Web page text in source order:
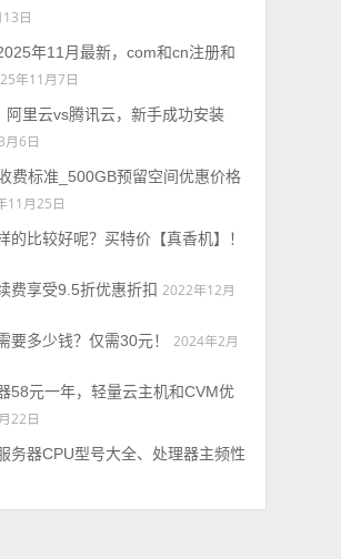
日
年11月最新，com和cn注册和
年11月7日
里云vs腾讯云，新手成功安装
月6日
费标准_500GB预留空间优惠价格
11月25日
的比较好呢？买特价【真香机】！
费享受9.5折优惠折扣 2022年12月
要多少钱？仅需30元！
2024年2月
58元一年，轻量云主机和CVM优
22日
务器CPU型号大全、处理器主频性